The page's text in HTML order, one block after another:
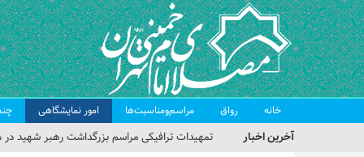
خانه رواق مراسم‌ومناسبت‌ها امور نمایشگاهی
آخرین اخبار
تمهیدات ترافیکی مراسم بزرگداشت رهبر شهید در